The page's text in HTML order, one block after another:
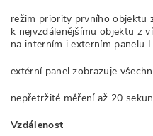
režim priority prvního objektu
k nejvzdálenějšímu objektu z
na interním i externím panelu
extérní panel zobrazuje
nepřetržité měření až 20
Vzdálenost